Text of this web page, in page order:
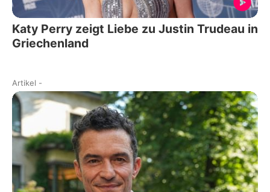
Katy Perry zeigt Liebe zu Justin Trudeau in
Griechenland
Artikel -